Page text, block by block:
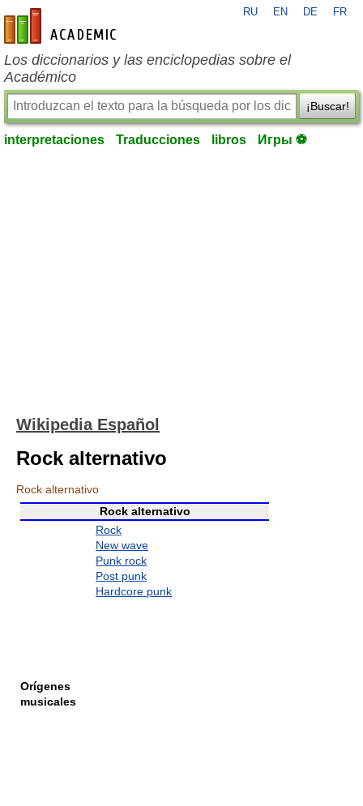
es-academic.com
RU EN DE FR
Los diccionarios y las enciclopedias sobre el
Académico
¡Buscar!
interpretaciones Traducciones libros Игры ⚽
Wikipedia Español
Rock alternativo
Rock alternativo
Rock alternativo
Orígenes
musicales
Rock
New wave
Punk rock
Post punk
Hardcore punk